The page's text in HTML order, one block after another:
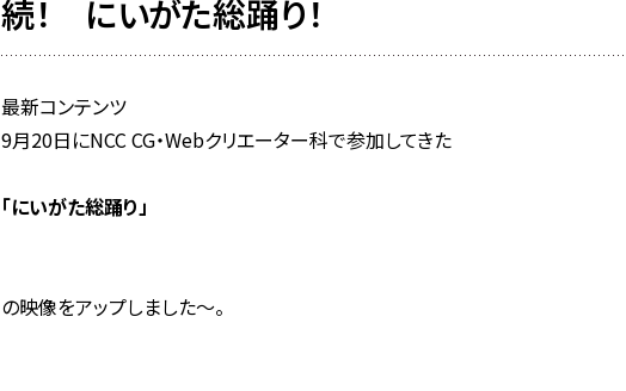
続！ にいがた総踊り！
最新コンテンツ
9月20日にNCC CG・Webクリエーター科で参加してきた
「にいがた総踊り」
の映像をアップしました～。